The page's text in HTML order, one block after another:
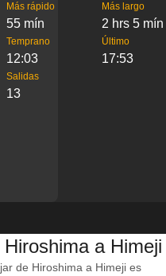
Más rápido
55 mín
Más largo
2 hrs 5 mín
Temprano
12:03
Último
17:53
Salidas
13
a Himeji
de Hiroshima a Himeji es